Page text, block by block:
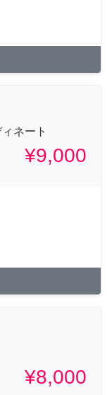
ネート
¥9,000
¥8,000